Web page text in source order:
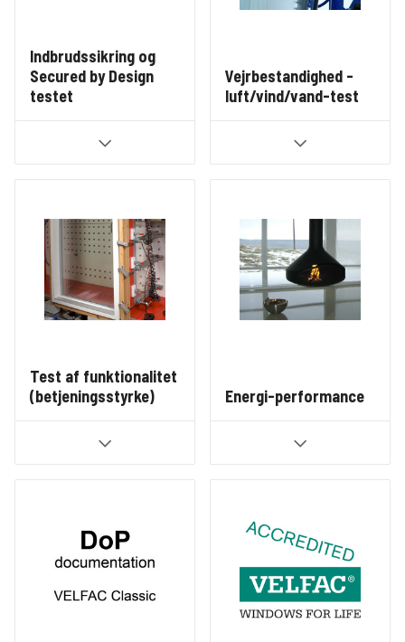
Indbrudssikring og
Secured by Design
testet
Vejrbestandighed -
luft/vind/vand-test
Test af funktionalitet
(betjeningsstyrke)
Energi-performance